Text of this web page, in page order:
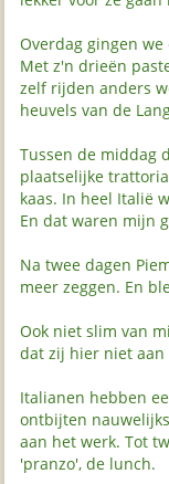
Overdag gingen
Met z'n drieën
zelf rijden anders
heuvels van de
Tussen de middag
plaatselijke
kaas. In heel Italië
En dat waren mijn
Na twee dagen
meer zeggen. En
Ook niet slim van
dat zij hier niet aan
Italianen hebben
ontbijten
aan het werk. Tot
'pranzo', de lunch.